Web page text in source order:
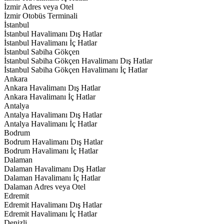
İzmir Adres veya Otel
İzmir Otobüs Terminali
İstanbul
İstanbul Havalimanı Dış Hatlar
İstanbul Havalimanı İç Hatlar
İstanbul Sabiha Gökçen
İstanbul Sabiha Gökçen Havalimanı Dış Hatlar
İstanbul Sabiha Gökçen Havalimanı İç Hatlar
Ankara
Ankara Havalimanı Dış Hatlar
Ankara Havalimanı İç Hatlar
Antalya
Antalya Havalimanı Dış Hatlar
Antalya Havalimanı İç Hatlar
Bodrum
Bodrum Havalimanı Dış Hatlar
Bodrum Havalimanı İç Hatlar
Dalaman
Dalaman Havalimanı Dış Hatlar
Dalaman Havalimanı İç Hatlar
Dalaman Adres veya Otel
Edremit
Edremit Havalimanı Dış Hatlar
Edremit Havalimanı İç Hatlar